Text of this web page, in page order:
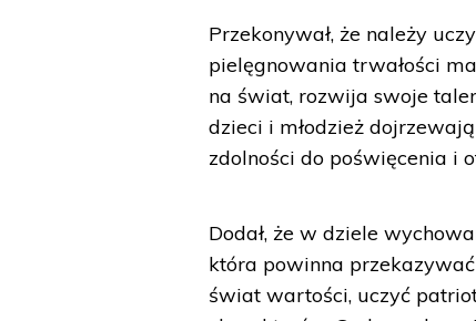
Przekonywał, że należy
pielęgnowania trwałości
na świat, rozwija swoje
dzieci i młodzież
zdolności do poświęcenia i
Dodał, że w dziele
która powinna
świat wartości, uczyć